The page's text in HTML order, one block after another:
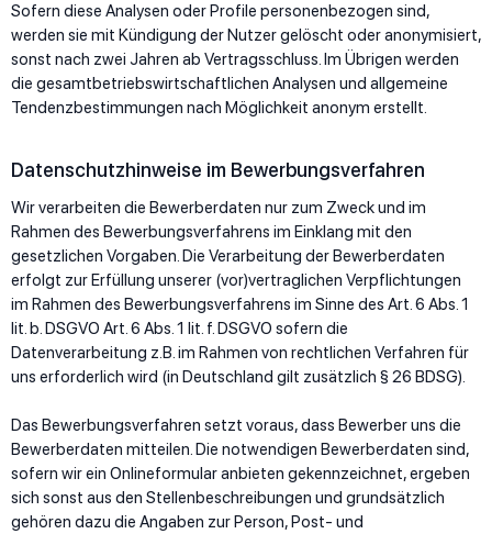
Sofern diese Analysen oder Profile personenbezogen sind,
werden sie mit Kündigung der Nutzer gelöscht oder anonymisiert,
sonst nach zwei Jahren ab Vertragsschluss. Im Übrigen werden
die gesamtbetriebswirtschaftlichen Analysen und allgemeine
Tendenzbestimmungen nach Möglichkeit anonym erstellt.
Datenschutzhinweise im Bewerbungsverfahren
Wir verarbeiten die Bewerberdaten nur zum Zweck und im
Rahmen des Bewerbungsverfahrens im Einklang mit den
gesetzlichen Vorgaben. Die Verarbeitung der Bewerberdaten
erfolgt zur Erfüllung unserer (vor)vertraglichen Verpflichtungen
im Rahmen des Bewerbungsverfahrens im Sinne des Art. 6 Abs. 1
lit. b. DSGVO Art. 6 Abs. 1 lit. f. DSGVO sofern die
Datenverarbeitung z.B. im Rahmen von rechtlichen Verfahren für
uns erforderlich wird (in Deutschland gilt zusätzlich § 26 BDSG).
Das Bewerbungsverfahren setzt voraus, dass Bewerber uns die
Bewerberdaten mitteilen. Die notwendigen Bewerberdaten sind,
sofern wir ein Onlineformular anbieten gekennzeichnet, ergeben
sich sonst aus den Stellenbeschreibungen und grundsätzlich
gehören dazu die Angaben zur Person, Post- und